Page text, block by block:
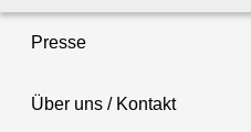
Presse
Über uns / Kontakt